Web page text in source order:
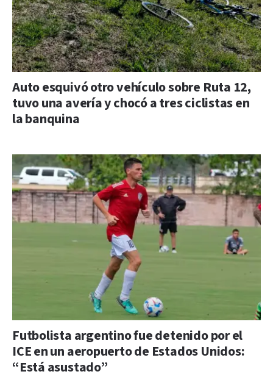
Auto esquivó otro vehículo sobre Ruta 12,
tuvo una avería y chocó a tres ciclistas en
la banquina
Futbolista argentino fue detenido por el
ICE en un aeropuerto de Estados Unidos:
“Está asustado”